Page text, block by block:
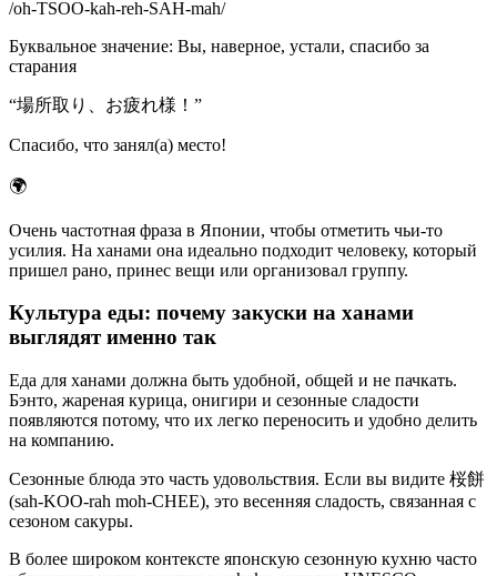
/oh-TSOO-kah-reh-SAH-mah/
Буквальное значение: Вы, наверное, устали, спасибо за
старания
“場所取り、お疲れ様！ ”
Спасибо, что занял(а) место!
🌍
Очень частотная фраза в Японии, чтобы отметить чьи-то
усилия. На ханами она идеально подходит человеку, который
пришел рано, принес вещи или организовал группу.
Культура еды: почему закуски на ханами
выглядят именно так
Еда для ханами должна быть удобной, общей и не пачкать.
Бэнто, жареная курица, онигири и сезонные сладости
появляются потому, что их легко переносить и удобно делить
на компанию.
Сезонные блюда это часть удовольствия. Если вы видите 桜餅
(sah-KOO-rah moh-CHEE), это весенняя сладость, связанная с
сезоном сакуры.
В более широком контексте японскую сезонную кухню часто